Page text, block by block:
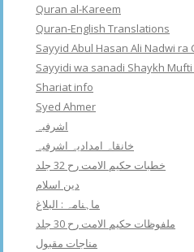
Quran al-Kareem
Quran-English Translations
Sayyid Abul Hasan Ali Nadwi ra
Sayyidi wa sanadi Shaykh
Shariat info
Syed Ahmer
اشرفبہ
خانقاہ امدادیہ اشرفیہ
خطبات حکیم الامت رح 32 جلد
دین اسلام
ماہنامہ : البلاغ
ملفوظات حکیم الامت رح 30 جلد
مناجات مقبول